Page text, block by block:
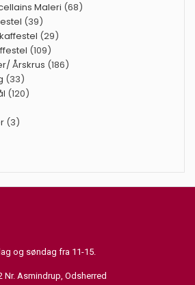
Maleri (68)
(39)
(29)
(109)
Årskrus (186)
(33)
(120)
(3)
og søndag fra 11-15.
Nr. Asmindrup, Odsherred